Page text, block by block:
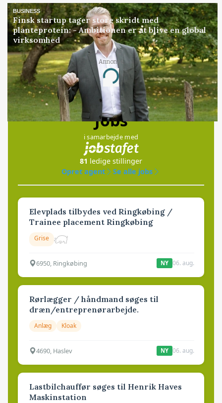
BUSINESS
Finsk startup tager store skridt med
planteprotein: - Ambitionen er at blive en global
virksomhed
Annonce
Loading...
Jobs
i samarbejde med
81 ledige stillinger
Opret agent
Se alle jobs
Elevplads tilbydes ved Ringkøbing /
Trainee placement Ringkøbing
Grise
6950, Ringkøbing NY 06. aug.
Rørlægger / håndmand søges til
dræn/entreprenørarbejde.
Anlæg Kloak
4690, Haslev NY 06. aug.
Lastbilchauffør søges til Henrik Haves
Maskinstation